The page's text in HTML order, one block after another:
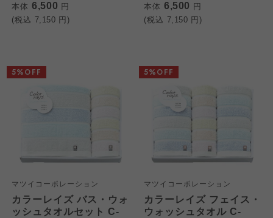
本体 6,500 円
(税込 7,150 円)
本体 6,500 円
(税込 7,150 円)
マツイコーポレーション
カラーレイズ バス・ウォ
ッシュタオルセット C-
5%OFF
マツイコーポレーション
カラーレイズ フェイス・
ウォッシュタオル C-
5%OFF